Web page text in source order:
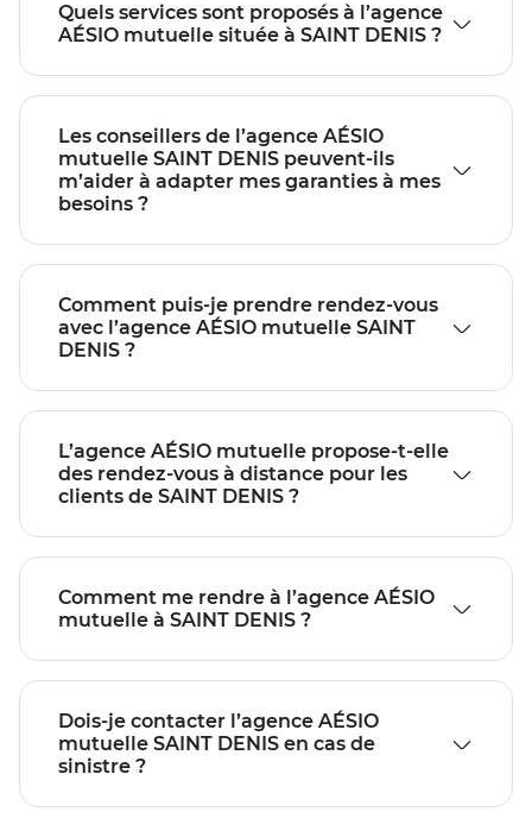
Quels services sont proposés à l’agence
AÉSIO mutuelle située à SAINT DENIS ?
Les conseillers de l’agence AÉSIO
mutuelle SAINT DENIS peuvent-ils
m’aider à adapter mes garanties à mes
besoins ?
Comment puis-je prendre rendez-vous
avec l’agence AÉSIO mutuelle SAINT
DENIS ?
L’agence AÉSIO mutuelle propose-t-elle
des rendez-vous à distance pour les
clients de SAINT DENIS ?
Comment me rendre à l’agence AÉSIO
mutuelle à SAINT DENIS ?
Dois-je contacter l’agence AÉSIO
mutuelle SAINT DENIS en cas de
sinistre ?